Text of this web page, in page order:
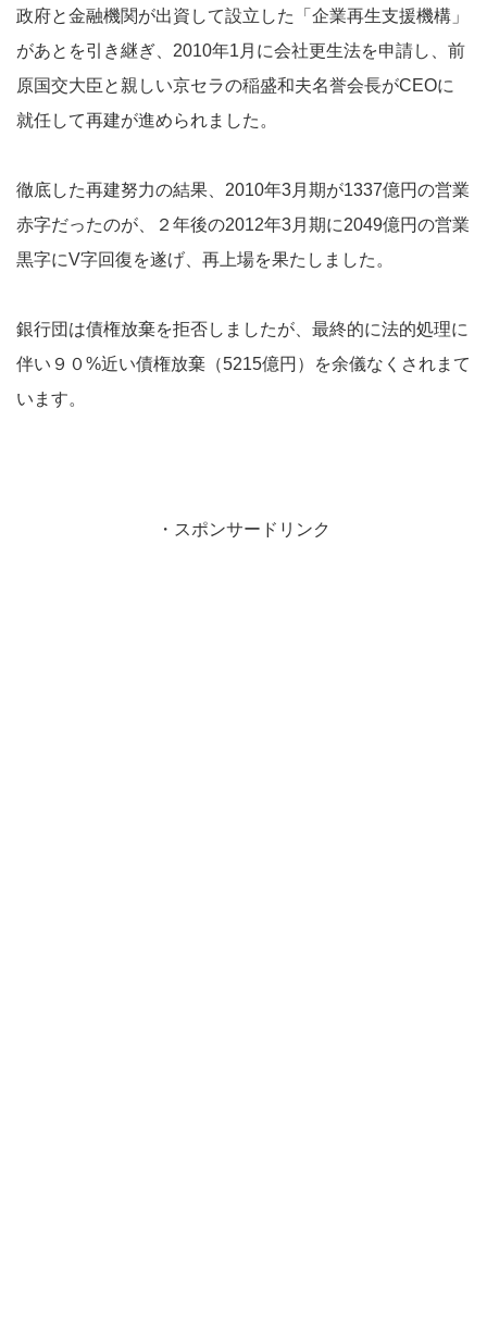
政府と金融機関が出資して設立した「企業再生支援機構」
があとを引き継ぎ、2010年1月に会社更生法を申請し、前
原国交大臣と親しい京セラの稲盛和夫名誉会長がCEOに
就任して再建が進められました。
徹底した再建努力の結果、2010年3月期が1337億円の営業
赤字だったのが、２年後の2012年3月期に2049億円の営業
黒字にV字回復を遂げ、再上場を果たしました。
銀行団は債権放棄を拒否しましたが、最終的に法的処理に
伴い９０%近い債権放棄（5215億円）を余儀なくされまて
います。
・スポンサードリンク